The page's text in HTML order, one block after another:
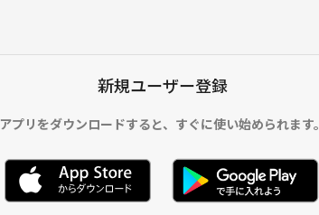
新規ユーザー登録
アプリをダウンロードすると、 すぐに使い始められます。